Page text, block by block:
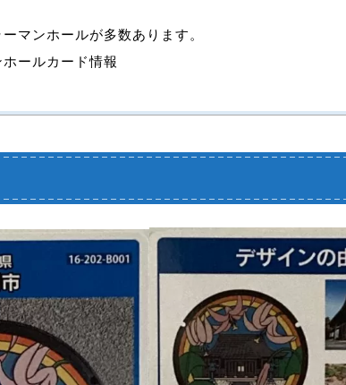
マンホールが多数あります。
ールカード情報